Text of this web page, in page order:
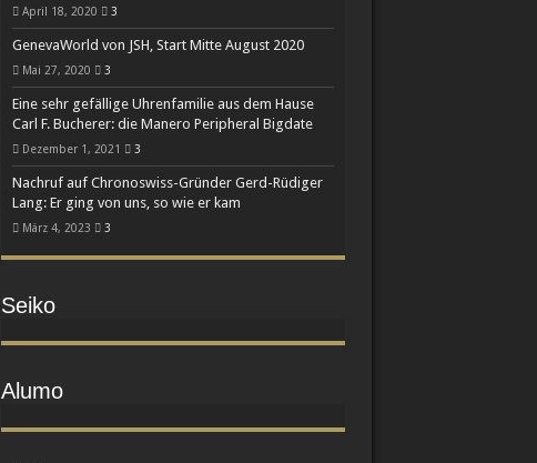
April 18, 2020 3
GenevaWorld von JSH, Start Mitte August 2020
Mai 27, 2020 3
Eine sehr gefällige Uhrenfamilie aus dem Hause
Carl F. Bucherer: die Manero Peripheral Bigdate
Dezember 1, 2021 3
Nachruf auf Chronoswiss-Gründer Gerd-Rüdiger
Lang: Er ging von uns, so wie er kam
März 4, 2023 3
Seiko
Alumo